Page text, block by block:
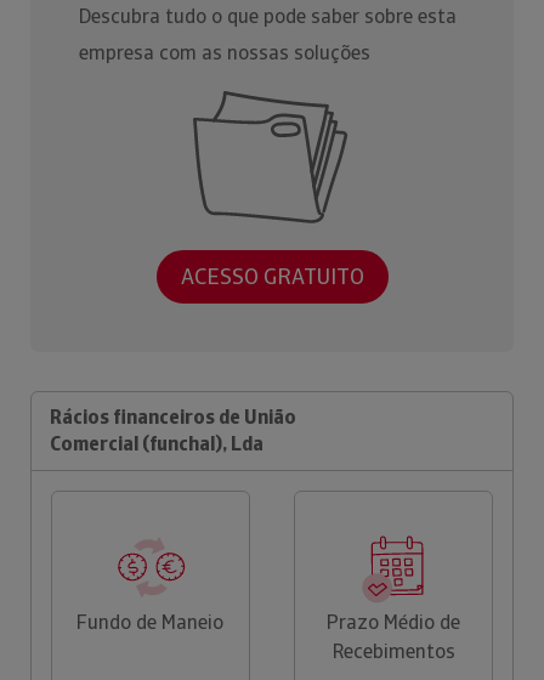
Descubra tudo o que pode saber sobre esta
empresa com as nossas soluções
ACESSO GRATUITO
Rácios financeiros de União
Comercial (funchal), Lda
Fundo de Maneio
Prazo Médio de
Recebimentos